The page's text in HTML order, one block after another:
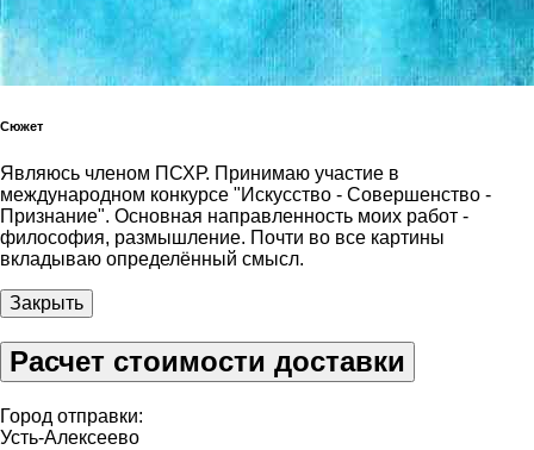
Сюжет
Являюсь членом ПСХР. Принимаю участие в
международном конкурсе "Искусство - Совершенство -
Признание". Основная направленность моих работ -
философия, размышление. Почти во все картины
вкладываю определённый смысл.
Закрыть
Расчет стоимости доставки
Город отправки:
Усть-Алексеево